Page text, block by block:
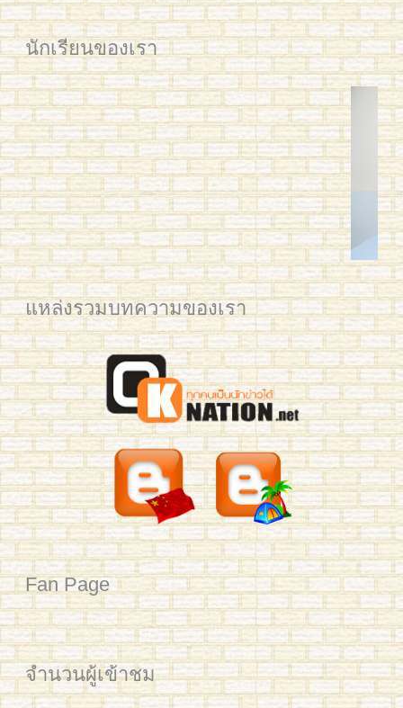
นักเรียนของเรา
คุณวาด H3 100
IMG_5671 edited small
2561 นิว มช Post Web
2561 BAM Post web
2561 YIM Post web
2561 PLAM CU for Post
2561 Mean KU
IMG_3325
IMG_3321
IMG_3795
IMG_3277
Mew 7059
mean-hsk3-293
benz-yct3-190-2
jingjing-yct3-189
Business Chinese Course 2016
Han laoshi class 2
Small Kids L & Preaw
Ploy 2016
อาทิตย์เช้า HSK4
IMG_7035
IMG_0731 crop
YIM TRIAM 2015
แหล่งรวมบทความของเรา
Fan Page
จำนวนผู้เข้าชม